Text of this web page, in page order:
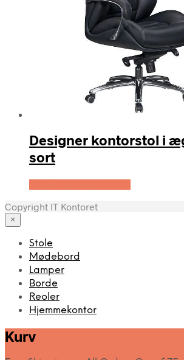
Designer kontorstol i
sort
Copyright IT Kontoret
×
Stole
Mødebord
Lamper
Borde
Reoler
Hjemmekontor
Kurv